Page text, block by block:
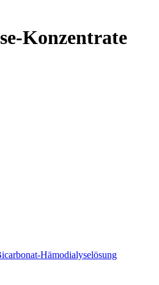
Konzentrate
Hämodialyselösung